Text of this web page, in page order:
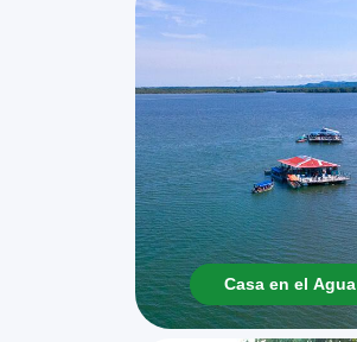
Casa en el Agua